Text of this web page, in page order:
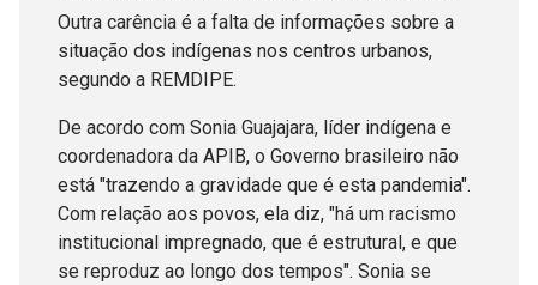
Outra carência é a falta de informações sobre a
situação dos indígenas nos centros urbanos,
segundo a REMDIPE.
De acordo com Sonia Guajajara, líder indígena e
coordenadora da APIB, o Governo brasileiro não
está "trazendo a gravidade que é esta pandemia".
Com relação aos povos, ela diz, "há um racismo
institucional impregnado, que é estrutural, e que
se reproduz ao longo dos tempos". Sonia se